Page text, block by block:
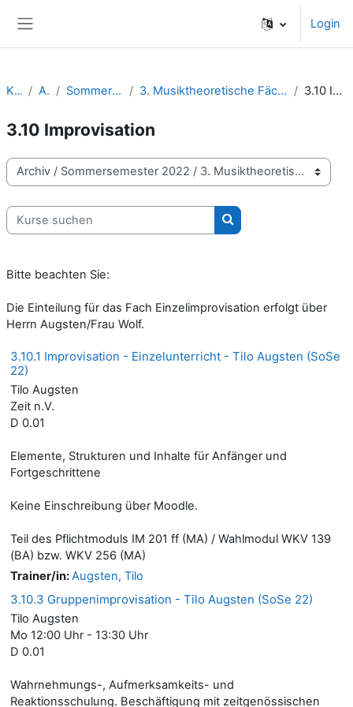
Login
Kurse Archiv Sommersemester 2022 3. Musiktheoretische Fächer / Komposition / Improvisation 3.10 Improvisation
3.10 Improvisation
Kursbereiche
Kurse suchen
Kurse suchen
Bitte beachten Sie:
Die Einteilung für das Fach Einzelimprovisation erfolgt über
Herrn Augsten/Frau Wolf.
3.10.1 Improvisation - Einzelunterricht - Tilo Augsten (SoSe
22)
Tilo Augsten
Zeit n.V.
D 0.01
Elemente, Strukturen und Inhalte für Anfänger und
Fortgeschrittene
Keine Einschreibung über Moodle.
Teil des Pflichtmoduls IM 201 ff (MA) / Wahlmodul WKV 139
(BA) bzw. WKV 256 (MA)
Trainer/in:Augsten, Tilo
3.10.3 Gruppenimprovisation - Tilo Augsten (SoSe 22)
Tilo Augsten
Mo 12:00 Uhr - 13:30 Uhr
D 0.01
Wahrnehmungs-, Aufmerksamkeits- und
Reaktionsschulung. Beschäftigung mit zeitgenössischen